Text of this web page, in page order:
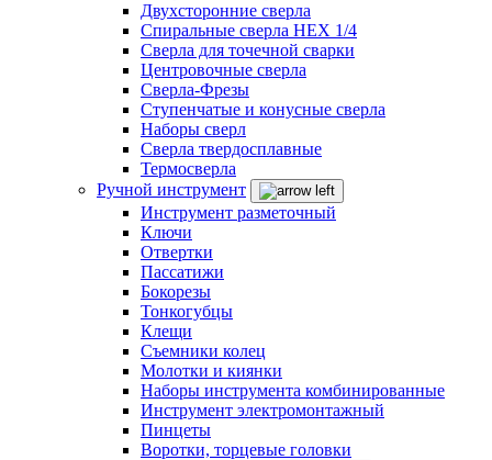
Двухсторонние сверла
Спиральные сверла HEX 1/4
Сверла для точечной сварки
Центровочные сверла
Сверла-Фрезы
Ступенчатые и конусные сверла
Наборы сверл
Сверла твердосплавные
Термосверла
Ручной инструмент
Инструмент разметочный
Ключи
Отвертки
Пассатижи
Бокорезы
Тонкогубцы
Клещи
Съемники колец
Молотки и киянки
Наборы инструмента комбинированные
Инструмент электромонтажный
Пинцеты
Воротки, торцевые головки